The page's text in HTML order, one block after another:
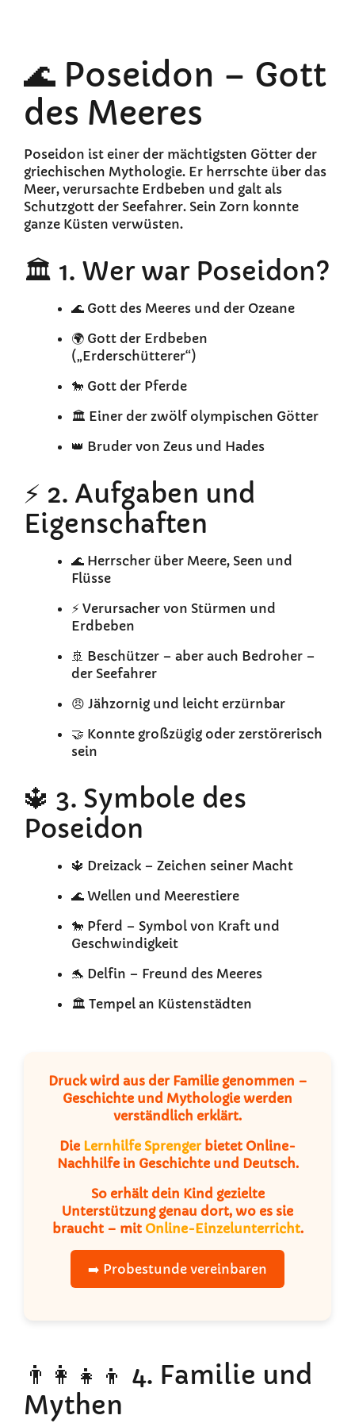
🌊 Poseidon – Gott
des Meeres
Poseidon ist einer der mächtigsten Götter der
griechischen Mythologie. Er herrschte über das
Meer, verursachte Erdbeben und galt als
Schutzgott der Seefahrer. Sein Zorn konnte
ganze Küsten verwüsten.
🏛️ 1. Wer war Poseidon?
🌊 Gott des Meeres und der Ozeane
🌍 Gott der Erdbeben
(„Erderschütterer“)
🐎 Gott der Pferde
🏛️ Einer der zwölf olympischen Götter
👑 Bruder von Zeus und Hades
⚡ 2. Aufgaben und
Eigenschaften
🌊 Herrscher über Meere, Seen und
Flüsse
⚡ Verursacher von Stürmen und
Erdbeben
🚢 Beschützer – aber auch Bedroher –
der Seefahrer
😠 Jähzornig und leicht erzürnbar
🤝 Konnte großzügig oder zerstörerisch
sein
🔱 3. Symbole des
Poseidon
🔱 Dreizack – Zeichen seiner Macht
🌊 Wellen und Meerestiere
🐎 Pferd – Symbol von Kraft und
Geschwindigkeit
🐬 Delfin – Freund des Meeres
🏛️ Tempel an Küstenstädten
Druck wird aus der Familie genommen –
Geschichte und Mythologie werden
verständlich erklärt.
Die Lernhilfe Sprengerbietet Online-
Nachhilfe in Geschichte und Deutsch.
So erhält dein Kind gezielte
Unterstützung genau dort, wo es sie
braucht – mit Online-Einzelunterricht.
➡️ Probestunde vereinbaren
👨‍👩‍👧‍👦 4. Familie und
Mythen